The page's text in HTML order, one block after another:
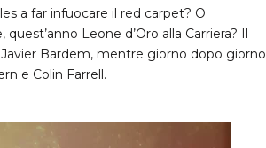
a far infuocare il red carpet? O
Leone d’Oro alla Carriera? Il
Bardem, mentre giorno dopo giorno
e Colin Farrell.